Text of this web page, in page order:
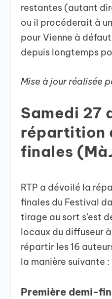
restantes (autant
ou il procéderait à
pour Vienne à
depuis longtemps
Mise à jour réalisée
Samedi 27
répartition
finales
RTP a dévoilé la
finales du Festival
tirage au sort s’est
locaux du diffuseur
répartir les 16
la manière suivante :
Première demi-